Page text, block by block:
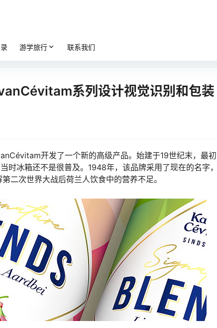
游学旅行 联系我们
系列设计视觉识别和包装
开发了一个新的高级产品。始建于19世纪末，最初
时冰箱还不是很普及。1948年，该品牌采用了现在的名字，
二次世界大战后荷兰人饮食中的营养不足。